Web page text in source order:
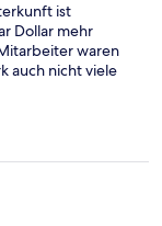
ist
Dollar mehr
waren
auch nicht viele